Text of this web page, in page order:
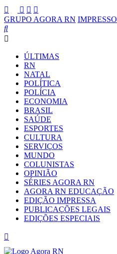
GRUPO AGORA RN IMPRESSO
ÚLTIMAS
RN
NATAL
POLÍTICA
POLÍCIA
ECONOMIA
BRASIL
SAÚDE
ESPORTES
CULTURA
SERVIÇOS
MUNDO
COLUNISTAS
OPINIÃO
SÉRIES AGORA RN
AGORA RN EDUCAÇÃO
EDIÇÃO IMPRESSA
PUBLICAÇÕES LEGAIS
EDIÇÕES ESPECIAIS